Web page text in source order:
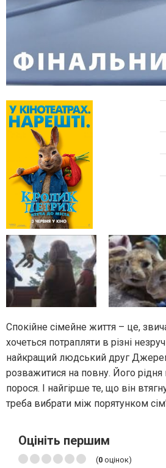
Спокійне сімейне життя – це,
хочеться потрапляти в різні
найкращий людський друг
розважитися на повну. Його рідня
порося. І найгірше те, що він
треба вибрати між порятунком
Оцініть першим
(0 оцінок)